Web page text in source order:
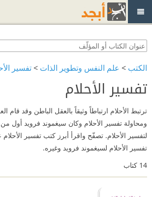
الكتب > علم النفس وتطوير الذات >تفسير
تفسير الأحلام
ترتبط الأحلام ارتباطاً وثيقاً بالعقل الباطن وقد قام
ومحاولة تفسير الأحلام وكان سيغموند فرويد أول
تفسير الأحلام لسيغموند فرويد وغيره.
14 كتاب